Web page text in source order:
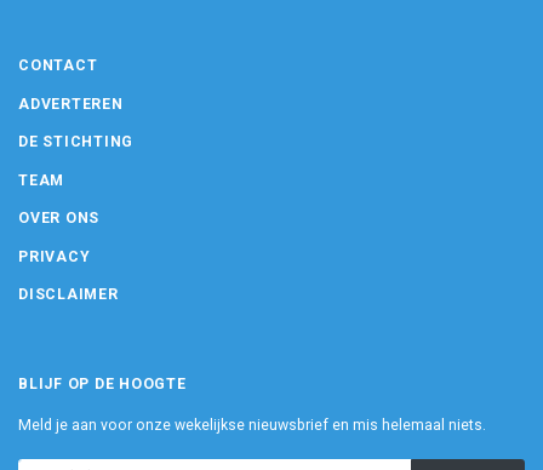
CONTACT
ADVERTEREN
DE STICHTING
TEAM
OVER ONS
PRIVACY
DISCLAIMER
BLIJF OP DE HOOGTE
Meld je aan voor onze wekelijkse nieuwsbrief en mis helemaal niets.